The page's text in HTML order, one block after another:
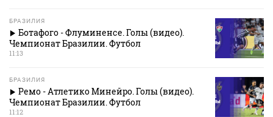
БРАЗИЛИЯ
Ботафого - Флуминенсе. Голы (видео).
Чемпионат Бразилии. Футбол
11:13
БРАЗИЛИЯ
Ремо - Атлетико Минейро. Голы (видео).
Чемпионат Бразилии. Футбол
11:12